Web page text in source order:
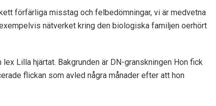
förfärliga misstag och felbedömningar, vi är medvetna
nätverket kring den biologiska familjen oerhört
Lilla hjärtat. Bakgrunden är DN-granskningen Hon fick
flickan som avled några månader efter att hon